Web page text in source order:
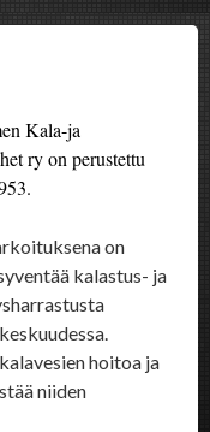
Kala-ja
ry on perustettu
on
kalastus- ja
hoitoa ja
niiden